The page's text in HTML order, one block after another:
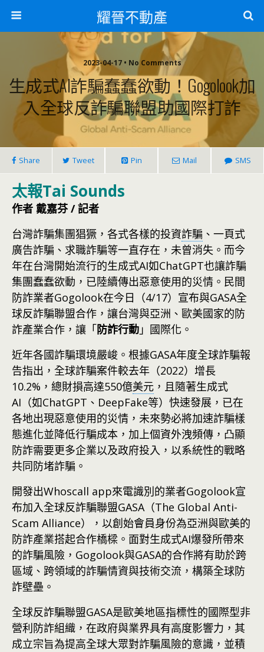
耀晉不動產
2023-04-17 • No Comments
生成式AI詐騙蠢蠢欲動！Gogolook加
入全球反詐騙聯盟助國際打詐
Share Tweet Pin Mail SMS
太報Tai Sounds
作者 戴嘉芬 / 記者
台灣詐騙集團猖獗，各式各樣的投資詐騙 、一頁式
廣告詐騙、求職詐騙等一直存在，未曾消失。而今
年在台灣開始流行的生成式AI如ChatGPT也讓詐騙
集團蠢蠢欲動，已陸續傳出惡意使用的災情。民間
防詐業者Gogolook在今日（4/17）宣布與GASA全
球反詐騙聯盟合作，讓台灣與亞洲、歐美國家的防
詐產業合作，讓「防詐行動 」國際化。
近年各國詐騙環境嚴峻。根據GASA年度全球詐騙報
告指出，全球詐騙案件較去年（2022）增長
10.2%，總財損高達550億美元 ，且隨著生成式
AI（如ChatGPT、DeepFake等）快速發展，已在
各地出現惡意使用的災情，未來勢必將加速詐騙樣
態進化並降低行騙成本，加上個資外洩頻傳，凸顯
防詐需要更多企業以及政府投入，以系統性的戰略
共同防堵詐騙。
開發出Whoscall app來電識別的業者Gogolook宣
布加入全球反詐騙聯盟GASA（The Global Anti-
Scam Alliance），以創始會員身份為亞洲與歐美的
防詐產業搭起合作橋樑。面對生成式AI爆發所帶來
的詐騙風險，Gogolook與GASA的合作將有助於跨
區域、跨領域的詐騙情資與技術交流，構築全球防
詐壁壘。
全球反詐騙聯盟GASA是歐美地區指標性的國際型非
營利防詐組織，在政府與業界具有高度影響力，其
成立宗旨為提高全球大眾對詐騙風險的意識，並積